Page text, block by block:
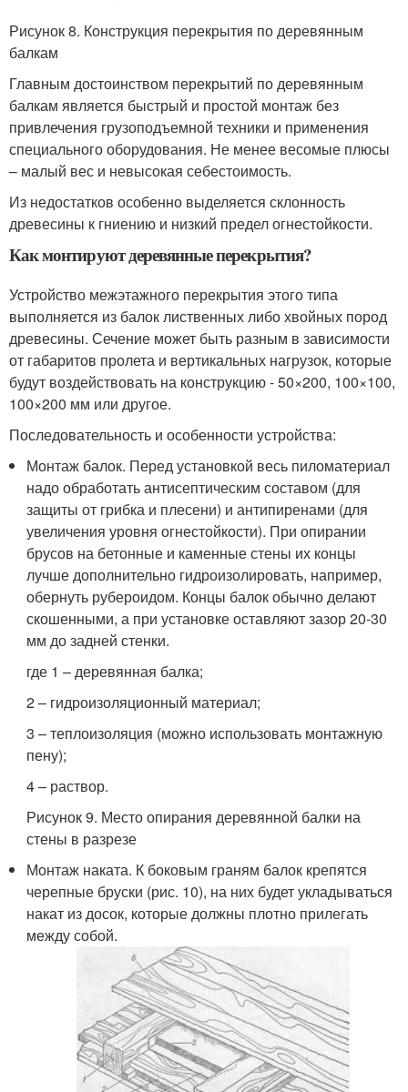
Рисунок 8. Конструкция перекрытия по деревянным
балкам
Главным достоинством перекрытий по деревянным
балкам является быстрый и простой монтаж без
привлечения грузоподъемной техники и применения
специального оборудования. Не менее весомые плюсы
– малый вес и невысокая себестоимость.
Из недостатков особенно выделяется склонность
древесины к гниению и низкий предел огнестойкости.
Как монтируют деревянные перекрытия?
Устройство межэтажного перекрытия этого типа
выполняется из балок лиственных либо хвойных пород
древесины. Сечение может быть разным в зависимости
от габаритов пролета и вертикальных нагрузок, которые
будут воздействовать на конструкцию - 50×200, 100×100,
100×200 мм или другое.
Последовательность и особенности устройства:
Монтаж балок. Перед установкой весь пиломатериал
надо обработать антисептическим составом (для
защиты от грибка и плесени) и антипиренами (для
увеличения уровня огнестойкости). При опирании
брусов на бетонные и каменные стены их концы
лучше дополнительно гидроизолировать, например,
обернуть рубероидом. Концы балок обычно делают
скошенными, а при установке оставляют зазор 20-30
мм до задней стенки.
где 1 – деревянная балка;
2 – гидроизоляционный материал;
3 – теплоизоляция (можно использовать монтажную
пену);
4 – раствор.
Рисунок 9. Место опирания деревянной балки на
стены в разрезе
Монтаж наката. К боковым граням балок крепятся
черепные бруски (рис. 10), на них будет укладываться
накат из досок, которые должны плотно прилегать
между собой.